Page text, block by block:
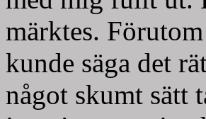
märktes.
kunde säga det
något skumt sätt